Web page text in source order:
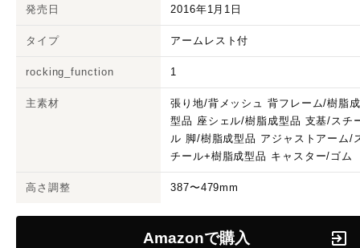
発売日 2016年1月1日
タイプ アームレスト付
rocking_function 1
主素材
張り地/背メッシュ 背フレーム/樹脂
型品 座シェル/樹脂成型品 支基/スチ
ル 脚/樹脂成型品 アジャストアーム/
チール+樹脂成型品 キャスター/ゴム
高さ調整 387〜479mm
Amazonで購入